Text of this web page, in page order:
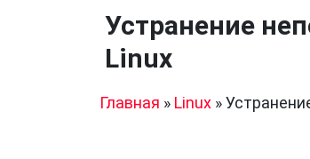
Устранение
Linux
Главная » Linux »